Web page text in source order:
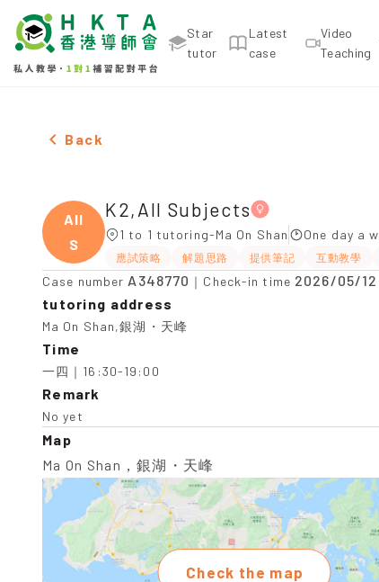
Star
tutor
Latest
case
Video
Teaching
Female K2,All Subjects，Ma On Shan Tuition
Back
All
S
K2,All Subjects
1 to 1 tutoring-Ma On Shan One day a
應試策略 解題思路 提供筆記 互動教學
Case number A348770 ｜Check-in time 2026/05/12
tutoring address
Ma On Shan,銀湖・天峰
Time
一四｜16:30-19:00
Remark
No yet
Map
Ma On Shan，銀湖・天峰
Check the map